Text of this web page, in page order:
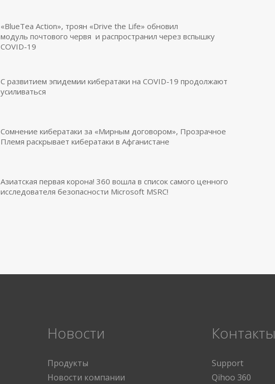
«BlueTea Action», троян «Drive the Life» обновил
модуль почтового червя и распространил через вспышку
COVID-19
С развитием эпидемии кибератаки на COVID-19 продолжают
усиливаться
Сомнение кибератаки за «Мирным договором», Прозрачное
Племя раскрывает кибератаки в Афганистане
Азиатская первая корона! 360 вошла в список самого ценного
исследователя безопасности Microsoft MSRC!
Новости
Продукты
Новости компании
Контакты
Support
Qihoo 360